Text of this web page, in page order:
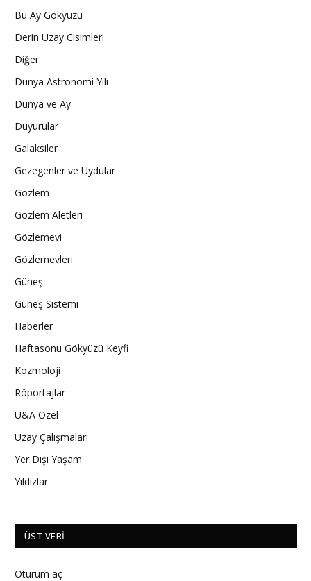
Bu Ay Gökyüzü
Derin Uzay Cisimleri
Diğer
Dünya Astronomi Yılı
Dünya ve Ay
Duyurular
Galaksiler
Gezegenler ve Uydular
Gözlem
Gözlem Aletleri
Gözlemevi
Gözlemevleri
Güneş
Güneş Sistemi
Haberler
Haftasonu Gökyüzü Keyfi
Kozmoloji
Röportajlar
U&A Özel
Uzay Çalışmaları
Yer Dışı Yaşam
Yıldızlar
ÜST VERI
Oturum aç